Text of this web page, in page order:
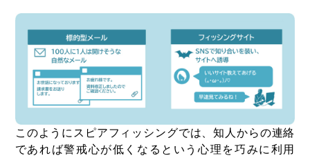
このようにスピアフィッシングでは、知人からの連絡
であれば警戒心が低くなるという心理を巧みに利用